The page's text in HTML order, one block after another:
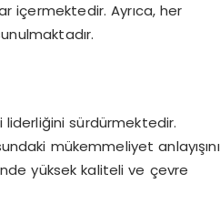
içermektedir. Ayrıca, her
sürdürmektedir.
mükemmeliyet anlayışını
yüksek kaliteli ve çevre